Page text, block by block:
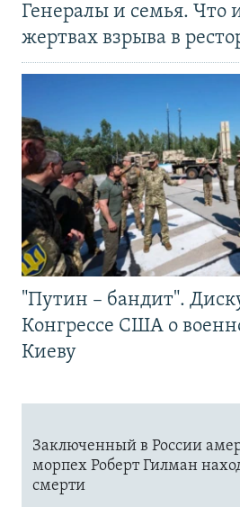
Генералы и семья. Что
жертвах взрыва в
"Путин – бандит".
Конгрессе США о
Киеву